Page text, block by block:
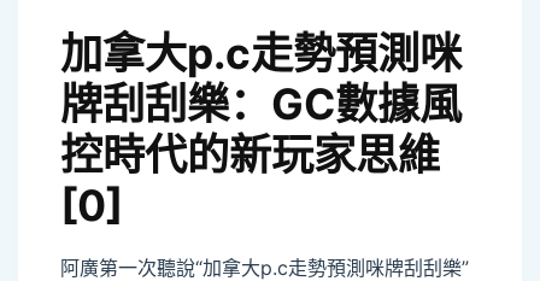
加拿大p.c走勢預測咪
牌刮刮樂：GC數據風
控時代的新玩家思維
[0]
阿廣第一次聽說“加拿大p.c走勢預測咪牌刮刮樂”